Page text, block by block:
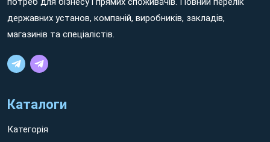
пошуку профільних закладів, вирізняє ряд позитивних
державних установ, компаній, виробників, закладів,
магазинів та спеціалістів.
Каталоги
Категорія